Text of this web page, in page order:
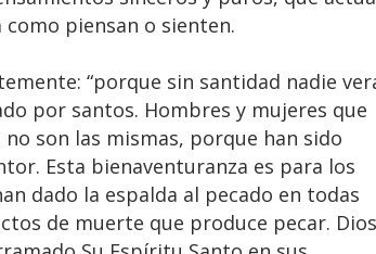
piensan o sienten.
“porque sin santidad nadie
por santos. Hombres y mujeres que
son las mismas, porque han sido
Esta bienaventuranza es para los
dado la espalda al pecado en todas
de muerte que produce pecar. Dios